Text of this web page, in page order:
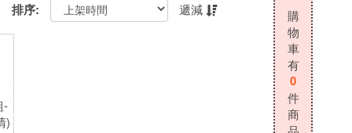
排序: 遞減
購
物
車
有
0
件
商